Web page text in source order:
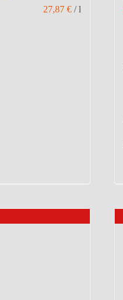
27,87€ /l